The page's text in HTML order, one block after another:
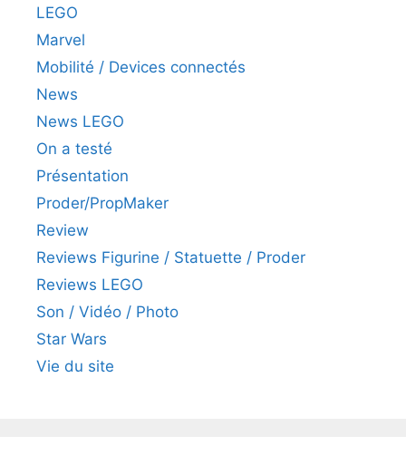
LEGO
Marvel
Mobilité / Devices connectés
News
News LEGO
On a testé
Présentation
Proder/PropMaker
Review
Reviews Figurine / Statuette / Proder
Reviews LEGO
Son / Vidéo / Photo
Star Wars
Vie du site